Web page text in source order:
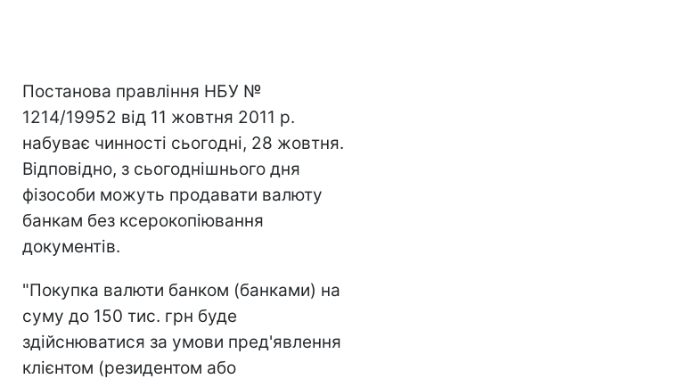
Постанова правління НБУ №
1214/19952 від 11 жовтня 2011 р.
набуває чинності сьогодні, 28 жовтня.
Відповідно, з сьогоднішнього дня
фізособи можуть продавати валюту
банкам без ксерокопіювання
документів.
"Покупка валюти банком (банками) на
суму до 150 тис. грн буде
здійснюватися за умови пред'явлення
клієнтом (резидентом або